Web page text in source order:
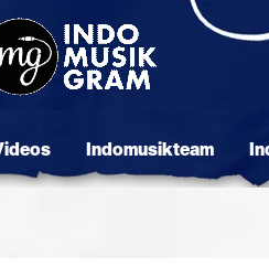
Indomusikteam